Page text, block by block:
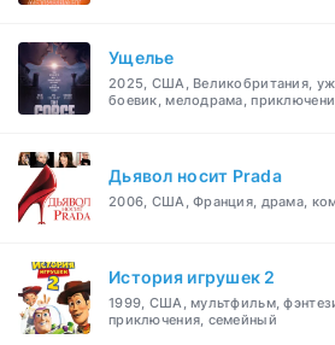
Ущелье
2025, США, Великобритания,
боевик, мелодрама,
Дьявол носит Prada
2006, США, Франция, драма,
История игрушек 2
1999, США, мультфильм,
приключения, семейный